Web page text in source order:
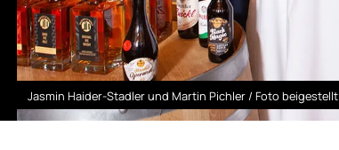
Jasmin Haider-Stadler und Martin Pichler / Foto beigestellt